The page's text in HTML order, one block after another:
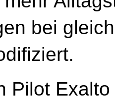
bei
Pilot